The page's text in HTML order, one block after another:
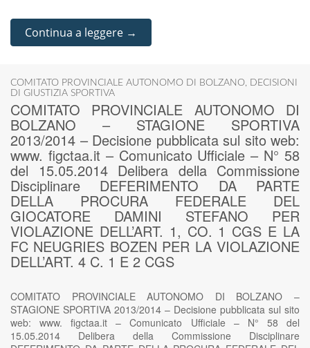
Continua a leggere →
COMITATO PROVINCIALE AUTONOMO DI BOLZANO, DECISIONI
DI GIUSTIZIA SPORTIVA
COMITATO PROVINCIALE AUTONOMO DI
BOLZANO – STAGIONE SPORTIVA
2013/2014 – Decisione pubblicata sul sito web:
www. figctaa.it – Comunicato Ufficiale – N° 58
del 15.05.2014 Delibera della Commissione
Disciplinare DEFERIMENTO DA PARTE
DELLA PROCURA FEDERALE DEL
GIOCATORE DAMINI STEFANO PER
VIOLAZIONE DELL’ART. 1, CO. 1 CGS E LA
FC NEUGRIES BOZEN PER LA VIOLAZIONE
DELL’ART. 4 C. 1 E 2 CGS
COMITATO PROVINCIALE AUTONOMO DI BOLZANO –
STAGIONE SPORTIVA 2013/2014 – Decisione pubblicata sul sito
web: www. figctaa.it – Comunicato Ufficiale – N° 58 del
15.05.2014 Delibera della Commissione Disciplinare